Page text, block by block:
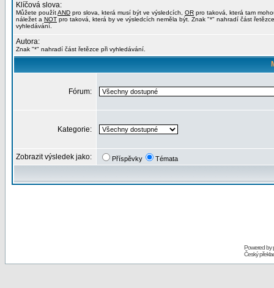
Klíčová slova:
Můžete použítAND pro slova, která musí být ve výsledcích, OR pro taková, která tam
náležet a NOT pro taková, která by ve výsledcích neměla být. Znak "*" nahradí část
vyhledávání.
Autora:
Znak "*" nahradí část řetězce při vyhledávání.
Fórum:
Kategorie:
Zobrazit výsledek jako: Příspěvky Témata
Powered by
Český